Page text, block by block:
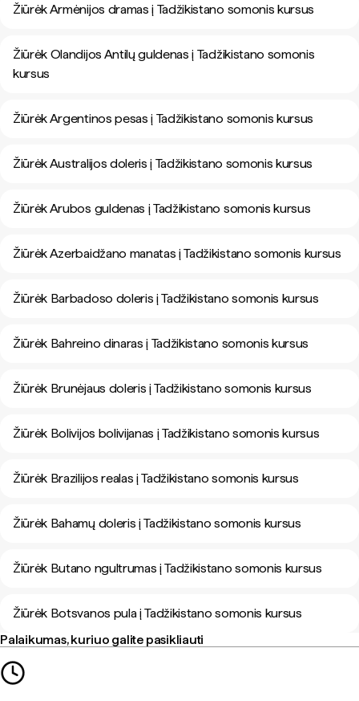
Žiūrėk Armėnijos dramas į Tadžikistano somonis kursus
Žiūrėk Olandijos Antilų guldenas į Tadžikistano somonis
kursus
Žiūrėk Argentinos pesas į Tadžikistano somonis kursus
Žiūrėk Australijos doleris į Tadžikistano somonis kursus
Žiūrėk Arubos guldenas į Tadžikistano somonis kursus
Žiūrėk Azerbaidžano manatas į Tadžikistano somonis kursus
Žiūrėk Barbadoso doleris į Tadžikistano somonis kursus
Žiūrėk Bahreino dinaras į Tadžikistano somonis kursus
Žiūrėk Brunėjaus doleris į Tadžikistano somonis kursus
Žiūrėk Bolivijos bolivijanas į Tadžikistano somonis kursus
Žiūrėk Brazilijos realas į Tadžikistano somonis kursus
Žiūrėk Bahamų doleris į Tadžikistano somonis kursus
Žiūrėk Butano ngultrumas į Tadžikistano somonis kursus
Žiūrėk Botsvanos pula į Tadžikistano somonis kursus
Palaikumas, kuriuo galite pasikliauti